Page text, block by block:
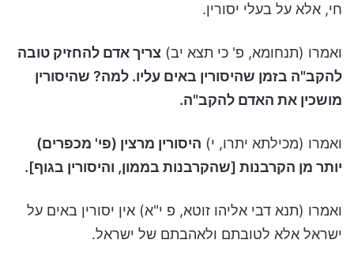
חי, אלא על בעלי יסורין.
ואמרו (תנחומא, פ' כי תצא יב) צריך אדם להחזיק טובה
להקב"ה בזמן שהיסורין באים עליו. למה? שהיסורין
מושכין את האדם להקב"ה.
ואמרו (מכילתא יתרו, י) היסורין מרצין (פי' מכפרים)
יותר מן הקרבנות [שהקרבנות בממון, והיסורין בגוף].
ואמרו (תנא דבי אליהו זוטא, פ י"א) אין יסורין באים על
ישראל אלא לטובתם ולאהבתם של ישראל.